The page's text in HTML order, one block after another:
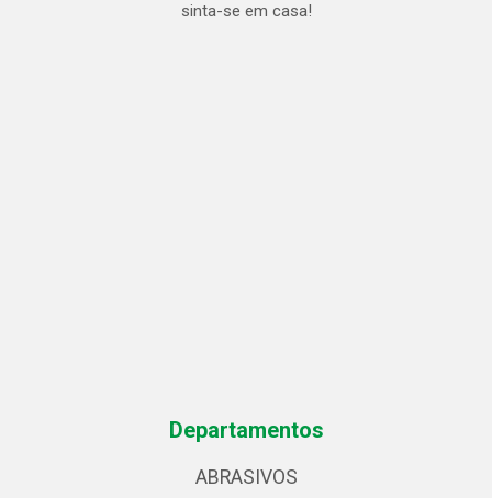
sinta-se em casa!
Departamentos
ABRASIVOS